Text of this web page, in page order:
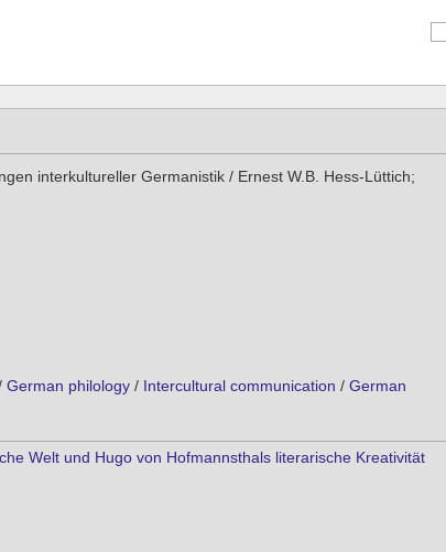
interkultureller Germanistik / Ernest W.B. Hess-Lüttich;
German philology/ Intercultural communication / German
Welt und Hugo von Hofmannsthals literarische Kreativität